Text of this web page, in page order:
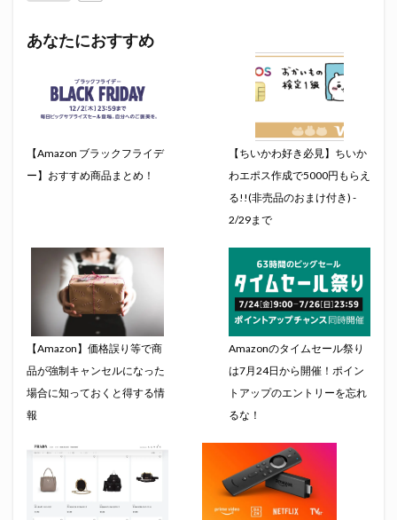
あなたにおすすめ
【Amazon ブラックフライデ
ー】おすすめ商品まとめ！
【ちいかわ好き必見】ちいか
わエポス作成で5000円もらえ
る!!(非売品のおまけ付き) -
2/29まで
【Amazon】価格誤り等で商
品が強制キャンセルになった
場合に知っておくと得する情
報
Amazonのタイムセール祭り
は7月24日から開催！ポイン
トアップのエントリーを忘れ
るな！